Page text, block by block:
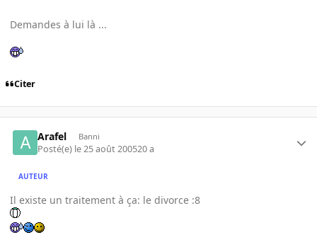
Demandes à lui là ...
Citer
Arafel Banni
Posté(e) le 25 août 200520 a
AUTEUR
Il existe un traitement à ça: le divorce :8